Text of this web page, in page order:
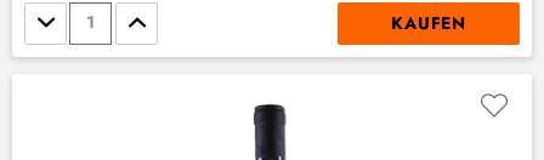
Stückzahl KAUFEN